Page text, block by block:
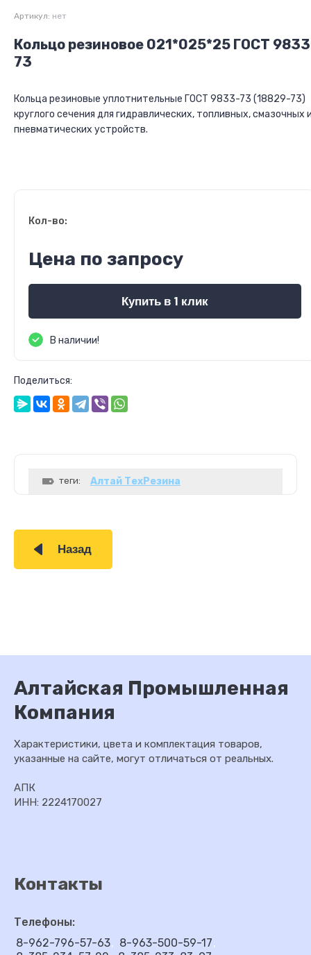
Артикул: нет
Кольцо резиновое 021*025*25 ГОСТ
73
Кольца резиновые уплотнительные ГОСТ 9833-73 (18829-73)
круглого сечения для гидравлических, топливных, смазочных
пневматических устройств.
Кол-во:
Цена по запросу
Купить в 1 клик
В наличии!
Поделиться:
теги: Алтай ТехРезина
Назад
Алтайская Промышленная
Компания
Характеристики, цвета и комплектация товаров,
указанные на сайте, могут отличаться от реальных.
АПК
ИНН: 2224170027
Контакты
Телефоны:
8-962-796-57-63
8-963-500-59-17